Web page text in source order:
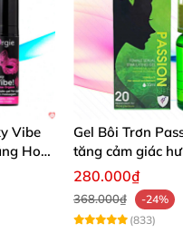
Vibe
Hoa
Gel Bôi Trơn
tăng cảm giác
cho nữ
280.000₫
368.000₫
-24%
(833)